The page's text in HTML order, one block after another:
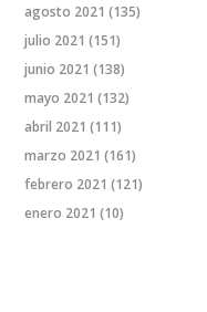
agosto 2021 (135)
julio 2021 (151)
junio 2021 (138)
mayo 2021 (132)
abril 2021 (111)
marzo 2021 (161)
febrero 2021 (121)
enero 2021 (10)